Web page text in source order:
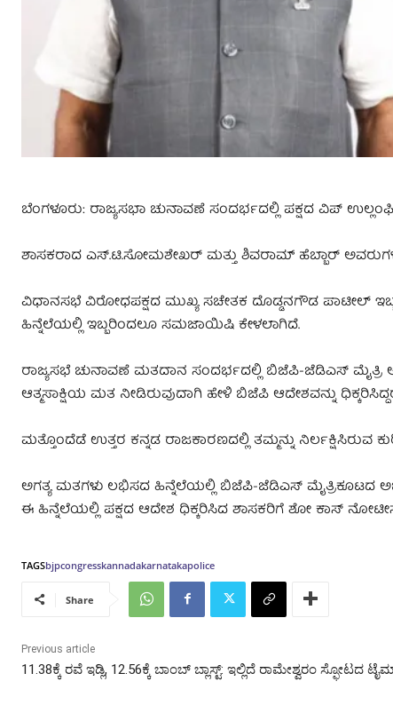
ಬೆಂಗಳೂರು: ರಾಜ್ಯಸಭಾ ಚುನಾವಣೆ ಸಂದರ್ಭದಲ್ಲಿ ಪಕ್ಷದ ವಿಪ್‌
ಶಾಸಕರಾದ ಎಸ್.ಟಿ.ಸೋಮಶೇಖರ್‌ ಮತ್ತು ಶಿವರಾಮ್‌ ಹೆಬ್ಬಾರ್‌
ವಿಧಾನಸಭೆ ವಿರೋಧಪಕ್ಷದ ಮುಖ್ಯ ಸಚೇತಕ ದೊಡ್ಡನಗೌಡ ಪಾಟೀಲ್‌
ಹಿನ್ನೆಲೆಯಲ್ಲಿ ಇಬ್ಬರಿಂದಲೂ ಸಮಜಾಯಿಷಿ ಕೇಳಲಾಗಿದೆ.
ರಾಜ್ಯಸಭೆ ಚುನಾವಣೆ ಮತದಾನ ಸಂದರ್ಭದಲ್ಲಿ ಬಿಜೆಪಿ-ಜೆಡಿಎಸ್‌
ಆತ್ಮಸಾಕ್ಷಿಯ ಮತ ನೀಡಿರುವುದಾಗಿ ಹೇಳಿ ಬಿಜೆಪಿ ಆದೇಶವನ್ನು
ಮತ್ತೊಂದೆಡೆ ಉತ್ತರ ಕನ್ನಡ ರಾಜಕಾರಣದಲ್ಲಿ ತಮ್ಮನ್ನು
ಅಗತ್ಯ ಮತಗಳು ಲಭಿಸದ ಹಿನ್ನೆಲೆಯಲ್ಲಿ ಬಿಜೆಪಿ-ಜೆಡಿಎಸ್‌ ಮೈತ್ರಿಕೂಟದ
ಈ ಹಿನ್ನೆಲೆಯಲ್ಲಿ ಪಕ್ಷದ ಆದೇಶ ಧಿಕ್ಕರಿಸಿದ ಶಾಸಕರಿಗೆ ಶೋ ಕಾಸ್‌
TAGSbjpcongresskannadakarnatakapolice
Share
Previous article
11.38ಕ್ಕೆ ರವೆ ಇಡ್ಲಿ, 12.56ಕ್ಕೆ ಬಾಂಬ್‌ ಬ್ಲಾಸ್ಟ್:‌ ಇಲ್ಲಿದೆ ರಾಮೇಶ್ವರಂ ಸ್ಫೋಟದ